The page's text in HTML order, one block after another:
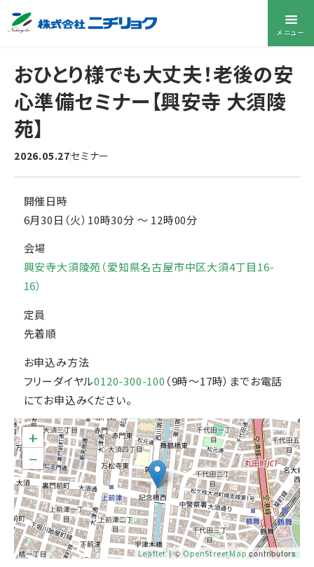
メニュー
おひとり様でも大丈夫！老後の安
心準備セミナー【興安寺 大須陵
苑】
2026.05.27セミナー
開催日時
6月30日（火）10時30分 〜 12時00分
会場
興安寺大須陵苑（愛知県名古屋市中区大須4丁目16-
16）
定員
先着順
お申込み方法
フリーダイヤル0120-300-100 （9時～17時）までお電話
にてお申込みください。
+
−
Leaflet| ©OpenStreetMapcontributors